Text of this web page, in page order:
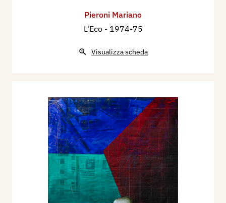
Pieroni Mariano
L'Eco - 1974-75
Visualizza scheda